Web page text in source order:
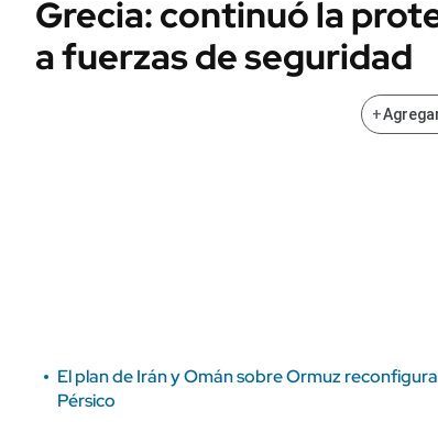
Campo
FINANZAS
Sustentabilidad
Seguros
POLÍTICA
Grecia: continuó la
a fuerzas de seguridad
+
El plan de Irán y Omán sobre Ormuz
Pérsico